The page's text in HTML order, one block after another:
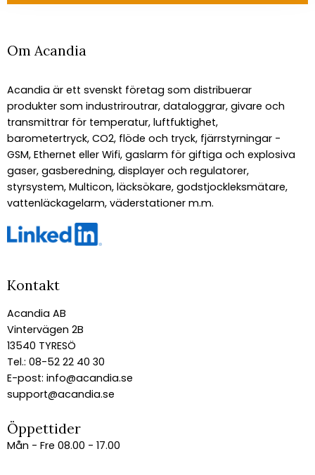
Om Acandia
Acandia är ett svenskt företag som distribuerar
produkter som industriroutrar, dataloggrar, givare och
transmittrar för temperatur, luftfuktighet,
barometertryck, CO2, flöde och tryck, fjärrstyrningar -
GSM, Ethernet eller Wifi, gaslarm för giftiga och explosiva
gaser, gasberedning, displayer och regulatorer,
styrsystem, Multicon, läcksökare, godstjockleksmätare,
vattenläckagelarm, väderstationer m.m.
Kontakt
Acandia AB
Vintervägen 2B
13540 TYRESÖ
Tel.: 08-52 22 40 30
E-post: info@acandia.se
support@acandia.se
Öppettider
Mån - Fre 08.00 - 17.00